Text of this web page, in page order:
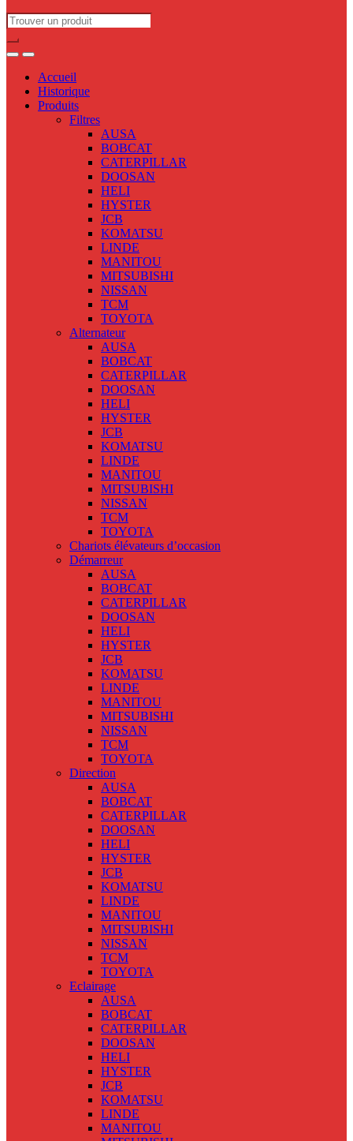
Search
for:
Accueil
Historique
Produits
Filtres
AUSA
BOBCAT
CATERPILLAR
DOOSAN
HELI
HYSTER
JCB
KOMATSU
LINDE
MANITOU
MITSUBISHI
NISSAN
TCM
TOYOTA
Alternateur
AUSA
BOBCAT
CATERPILLAR
DOOSAN
HELI
HYSTER
JCB
KOMATSU
LINDE
MANITOU
MITSUBISHI
NISSAN
TCM
TOYOTA
Chariots élévateurs d’occasion
Démarreur
AUSA
BOBCAT
CATERPILLAR
DOOSAN
HELI
HYSTER
JCB
KOMATSU
LINDE
MANITOU
MITSUBISHI
NISSAN
TCM
TOYOTA
Direction
AUSA
BOBCAT
CATERPILLAR
DOOSAN
HELI
HYSTER
JCB
KOMATSU
LINDE
MANITOU
MITSUBISHI
NISSAN
TCM
TOYOTA
Eclairage
AUSA
BOBCAT
CATERPILLAR
DOOSAN
HELI
HYSTER
JCB
KOMATSU
LINDE
MANITOU